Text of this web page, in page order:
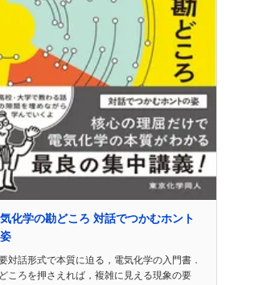
化学の勘どころ 対話でつかむホント
対話形式で本質に迫る，電気化学の入門書．
ころを押さえれば，複雑に見える現象の要